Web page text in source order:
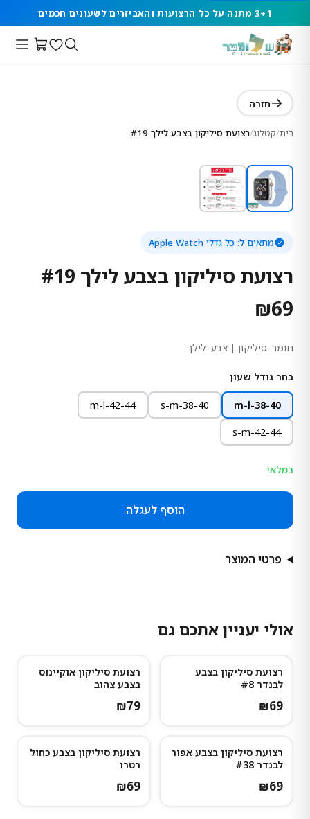
3+1 מתנה על כל הרצועות והאביזרים לשעונים חכמים
חזרה
בית/קטלוג/רצועת סיליקון בצבע לילך #19
מתאים ל: כל גדלי Apple Watch
רצועת סיליקון בצבע לילך #19
₪69
חומר: סיליקון | צבע: לילך
בחר גודל שעון
m-l-38-40
s-m-38-40
m-l-42-44
s-m-42-44
במלאי
הוסף לעגלה
פרטי המוצר
אולי יעניין אתכם גם
רצועת סיליקון בצבע
לבנדר #8
₪69
רצועת סיליקון אוקיינוס
בצבע צהוב
₪79
רצועת סיליקון בצבע אפור
לבנדר #38
₪69
רצועת סיליקון בצבע כחול
רטרו
₪69